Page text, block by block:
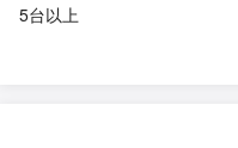
5台以上